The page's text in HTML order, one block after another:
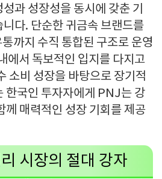
과 성장성을 동시에 갖춘 기
니다. 단순한 귀금속 브랜드를
통까지 수직 통합된 구조로 운영
에서 독보적인 입지를 다지고
소비 성장을 바탕으로 장기적
한국인 투자자에게 PNJ는 강
께 매력적인 성장 기회를 제공
시장의 절대 강자